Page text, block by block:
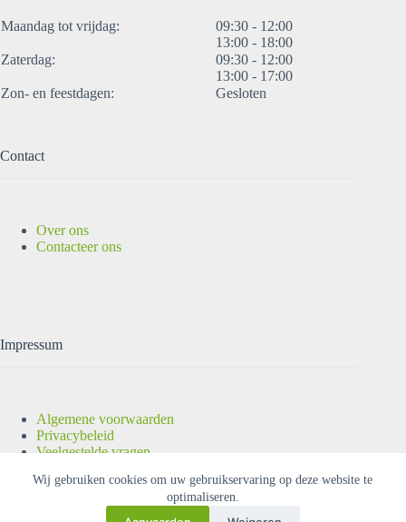
Wij gebruiken cookies om uw gebruikservaring op deze website te
optimaliseren.
Maandag tot vrijdag:
09:30 - 12:00
13:00 - 18:00
Zaterdag:
09:30 - 12:00
13:00 - 17:00
Zon- en feestdagen:
Gesloten
Contact
Over ons
Contacteer ons
Impressum
Algemene voorwaarden
Privacybeleid
Veelgestelde vragen
voorbehouden.